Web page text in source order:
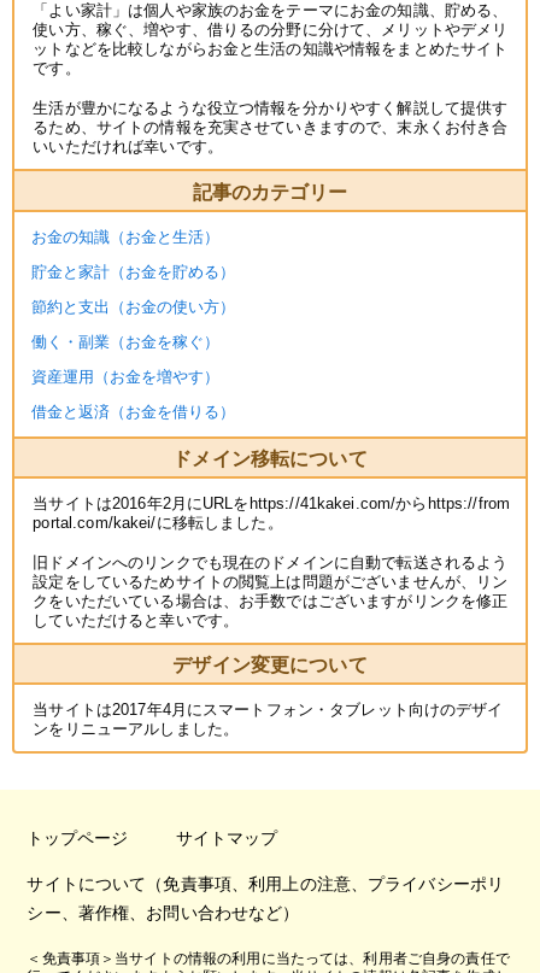
「よい家計」は個人や家族のお金をテーマにお金の知識、貯める、
使い方、稼ぐ、増やす、借りるの分野に分けて、メリットやデメリ
ットなどを比較しながらお金と生活の知識や情報をまとめたサイト
です。
生活が豊かになるような役立つ情報を分かりやすく解説して提供す
るため、サイトの情報を充実させていきますので、末永くお付き合
いいただければ幸いです。
記事のカテゴリー
お金の知識（お金と生活）
貯金と家計（お金を貯める）
節約と支出（お金の使い方）
働く・副業（お金を稼ぐ）
資産運用（お金を増やす）
借金と返済（お金を借りる）
ドメイン移転について
当サイトは2016年2月にURLをhttps://41kakei.com/からhttps://from
portal.com/kakei/に移転しました。
旧ドメインへのリンクでも現在のドメインに自動で転送されるよう
設定をしているためサイトの閲覧上は問題がございませんが、リン
クをいただいている場合は、お手数ではございますがリンクを修正
していただけると幸いです。
デザイン変更について
当サイトは2017年4月にスマートフォン・タブレット向けのデザイ
ンをリニューアルしました。
トップページ サイトマップ
サイトについて（免責事項、利用上の注意、プライバシーポリ
シー、著作権、お問い合わせなど）
＜免責事項＞当サイトの情報の利用に当たっては、利用者ご自身の責任で